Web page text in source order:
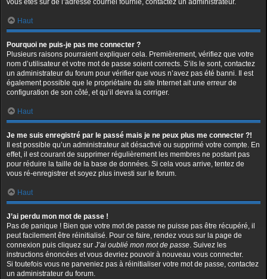
vous êtes sûr de l’adresse courriel fournie, contactez un administrateur.
Haut
Pourquoi ne puis-je pas me connecter ?
Plusieurs raisons pourraient expliquer cela. Premièrement, vérifiez que votre
nom d’utilisateur et votre mot de passe soient corrects. S’ils le sont, contactez
un administrateur du forum pour vérifier que vous n’avez pas été banni. Il est
également possible que le propriétaire du site Internet ait une erreur de
configuration de son côté, et qu’il devra la corriger.
Haut
Je me suis enregistré par le passé mais je ne peux plus me connecter ?!
Il est possible qu’un administrateur ait désactivé ou supprimé votre compte. En
effet, il est courant de supprimer régulièrement les membres ne postant pas
pour réduire la taille de la base de données. Si cela vous arrive, tentez de
vous ré-enregistrer et soyez plus investi sur le forum.
Haut
J’ai perdu mon mot de passe !
Pas de panique ! Bien que votre mot de passe ne puisse pas être récupéré, il
peut facilement être réinitialisé. Pour ce faire, rendez vous sur la page de
connexion puis cliquez sur J’ai oublié mon mot de passe. Suivez les
instructions énoncées et vous devriez pouvoir à nouveau vous connecter.
Si toutefois vous ne parveniez pas à réinitialiser votre mot de passe, contactez
un administrateur du forum.